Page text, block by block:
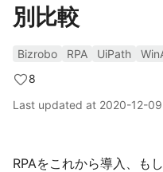
別比較
Bizrobo RPA UiPath
8
Last updated at 2020-12-09
RPAをこれから導入、も